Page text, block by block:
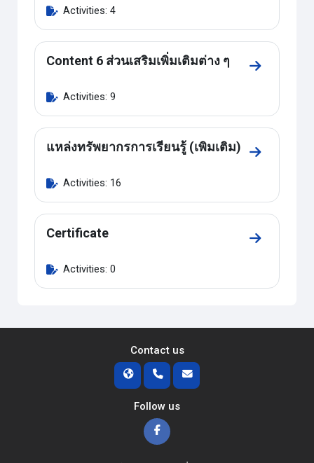
Activities: 4
Content 6 ส่วนเสริมเพิ่มเติมต่าง ๆ
Go to
Activities: 9
แหล่งทรัพยากรการเรียนรู้ (เพิมเติม)
Go to
Activities: 16
Certificate
Go to
Activities: 0
Contact us
Follow us